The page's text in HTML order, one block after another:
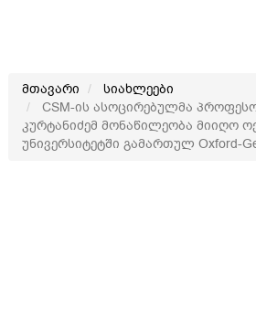
მთავარი
სიახლეები
CSM-ის ასოცირებულმა
კურტანიძემ მონაწილეობა მიიღო
უნივერსიტეტში გამართულ Oxford-